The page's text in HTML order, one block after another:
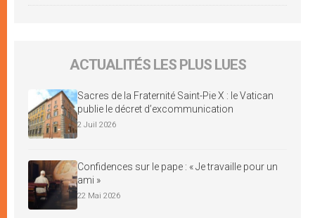
ACTUALITÉS LES PLUS LUES
Sacres de la Fraternité Saint-Pie X : le Vatican
publie le décret d’excommunication
2 Juil 2026
Confidences sur le pape : « Je travaille pour un
ami »
22 Mai 2026